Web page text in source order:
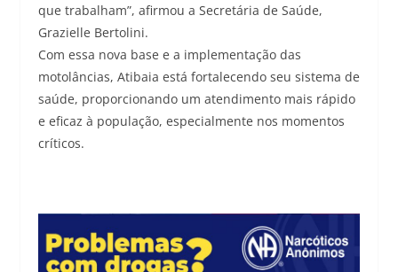
que trabalham”, afirmou a Secretária de Saúde,
Grazielle Bertolini.
Com essa nova base e a implementação das
motolâncias, Atibaia está fortalecendo seu sistema de
saúde, proporcionando um atendimento mais rápido
e eficaz à população, especialmente nos momentos
críticos.